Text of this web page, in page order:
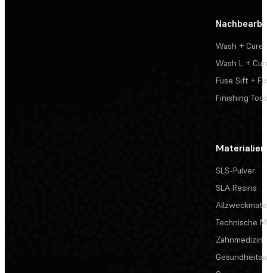
Wash + Cure
Wash L +
Fuse Sift +
Finishing
Materialien
SLS-Pulver
SLA Resins
Technische
Zahnmedizin